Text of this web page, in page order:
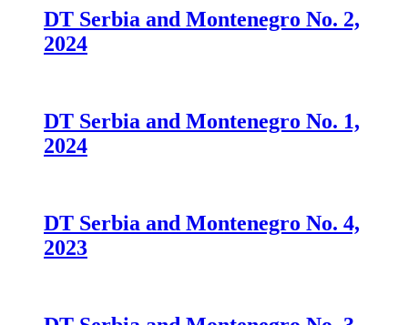
DT Serbia and Montenegro No. 2,
2024
DT Serbia and Montenegro No. 1,
2024
DT Serbia and Montenegro No. 4,
2023